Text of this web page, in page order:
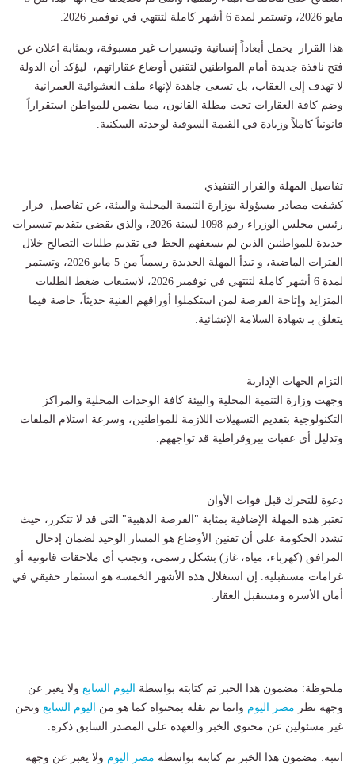
مايو 2026، وتستمر لمدة 6 أشهر كاملة لتنتهي في نوفمبر 2026.
هذا القرار يحمل أبعاداً إنسانية وتيسيرات غير مسبوقة، وبمثابة اعلان عن
فتح نافذة جديدة أمام المواطنين لتقنين أوضاع عقاراتهم، ليؤكد أن الدولة
لا تهدف إلى العقاب، بل تسعى جاهدة لإنهاء ملف العشوائية العمرانية
وضم كافة العقارات تحت مظلة القانون، مما يضمن للمواطن استقراراً
قانونياً كاملاً وزيادة في القيمة السوقية لوحدته السكنية.
تفاصيل المهلة والقرار التنفيذي
​كشفت مصادر مسؤولة بوزارة التنمية المحلية والبيئة، عن تفاصيل قرار
رئيس مجلس الوزراء رقم 1098 لسنة 2026، والذي يقضي بتقديم تيسيرات
جديدة للمواطنين الذين لم يسعفهم الحظ في تقديم طلبات التصالح خلال
الفترات الماضية، و تبدأ المهلة الجديدة رسمياً من 5 مايو 2026، وتستمر
لمدة 6 أشهر كاملة لتنتهي في نوفمبر 2026، لاستيعاب ضغط الطلبات
المتزايد وإتاحة الفرصة لمن استكملوا أوراقهم الفنية حديثاً، خاصة فيما
يتعلق بـ شهادة السلامة الإنشائية.
​التزام الجهات الإدارية
وجهت وزارة التنمية المحلية والبيئة كافة الوحدات المحلية والمراكز
التكنولوجية بتقديم التسهيلات اللازمة للمواطنين، وسرعة استلام الملفات
وتذليل أي عقبات بيروقراطية قد تواجههم.
دعوة للتحرك قبل فوات الأوان
​تعتبر هذه المهلة الإضافية بمثابة "الفرصة الذهبية" التي قد لا تتكرر، حيث
تشدد الحكومة على أن تقنين الأوضاع هو المسار الوحيد لضمان إدخال
المرافق (كهرباء، مياه، غاز) بشكل رسمي، وتجنب أي ملاحقات قانونية أو
غرامات مستقبلية. إن استغلال هذه الأشهر الخمسة هو استثمار حقيقي في
أمان الأسرة ومستقبل العقار.
ملحوظة: مضمون هذا الخبر تم كتابته بواسطة اليوم السابع ولا يعبر عن
وجهة نظر مصر اليوم وانما تم نقله بمحتواه كما هو من اليوم السابع ونحن
غير مسئولين عن محتوى الخبر والعهدة علي المصدر السابق ذكرة.
انتبه: مضمون هذا الخبر تم كتابته بواسطة مصر اليوم ولا يعبر عن وجهة